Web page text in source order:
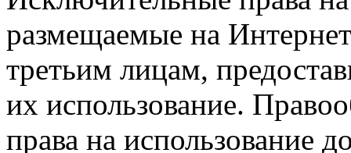
размещаемые на
третьим лицам,
их использование.
права на использование